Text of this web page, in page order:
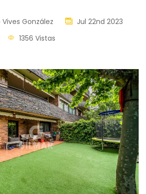
González
Jul 22nd 2023
1356 Vistas